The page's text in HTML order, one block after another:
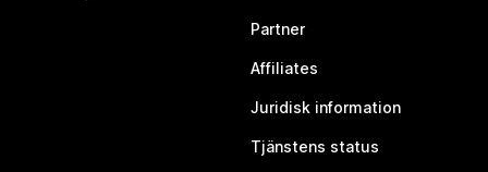
Partner
Affiliates
Juridisk information
Tjänstens status